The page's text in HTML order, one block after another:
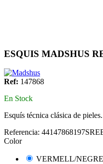
ESQUIS MADSHUS
Ref: 147868
En Stock
Esquís técnica clásica de pieles.
Referencia:
Color
VERMELL/NEGRE